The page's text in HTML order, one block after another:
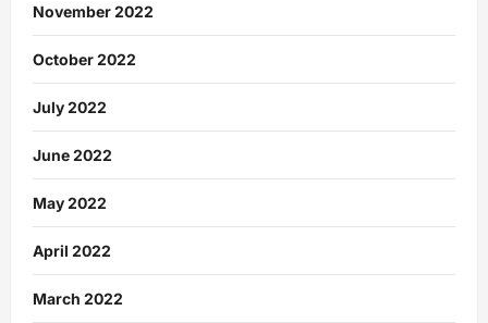
November 2022
October 2022
July 2022
June 2022
May 2022
April 2022
March 2022